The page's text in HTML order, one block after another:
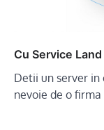
Cu Service
Detii un server
nevoie de o